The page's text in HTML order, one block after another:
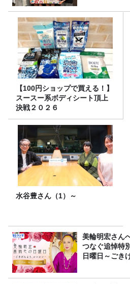
【100円ショップで買える！】
スースー系ボディシート頂上
決戦２０２６
水谷豊さん（1）～
美輪明宏さん
つなぐ追悼特
日曜日～ごき